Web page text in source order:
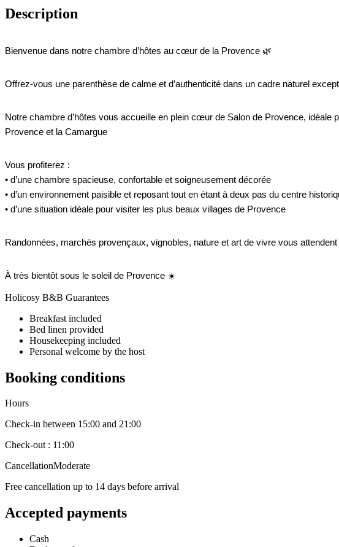
Description
Bienvenue dans notre chambre d’hôtes au cœur de la Provence 🌿
Offrez-vous une parenthèse de calme et d’authenticité dans un cadre naturel
Notre chambre d’hôtes vous accueille en plein cœur de Salon de Provence,
Provence et la Camargue
Vous profiterez :
• d’une chambre spacieuse, confortable et soigneusement décorée
• d’un environnement paisible et reposant tout en étant à deux pas du centre
• d’une situation idéale pour visiter les plus beaux villages de Provence
Randonnées, marchés provençaux, vignobles, nature et art de vivre vous
À très bientôt sous le soleil de Provence ☀️
Holicosy B&B Guarantees
Breakfast included
Bed linen provided
Housekeeping included
Personal welcome by the host
Booking conditions
Hours
Check-in between 15:00 and 21:00
Check-out : 11:00
CancellationModerate
Free cancellation up to 14 days before arrival
Accepted payments
Cash